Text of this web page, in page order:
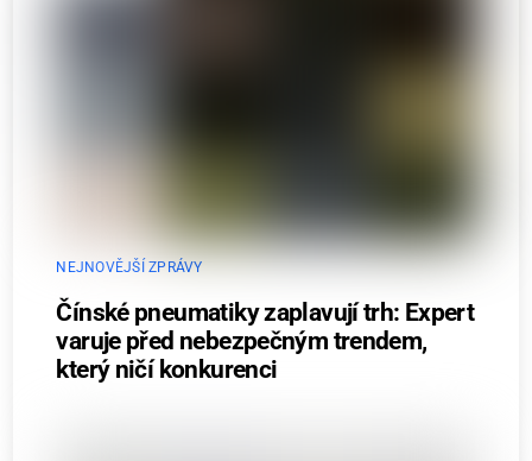
NEJNOVĚJŠÍ ZPRÁVY
Čínské pneumatiky zaplavují trh: Expert
varuje před nebezpečným trendem,
který ničí konkurenci